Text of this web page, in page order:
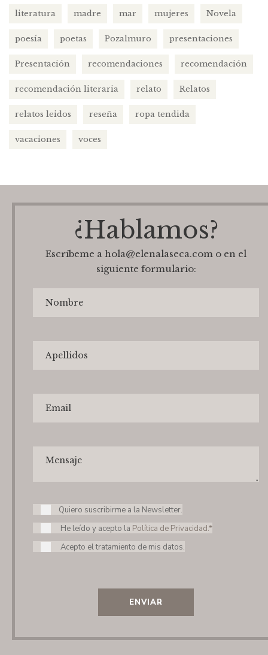
literatura madre mar mujeres Novela
poesía poetas Pozalmuro presentaciones
Presentación recomendaciones recomendación
recomendación literaria relato Relatos
relatos leidos reseña ropa tendida
vacaciones voces
¿Hablamos?
Escríbeme a hola@elenalaseca.com o en el
siguiente formulario:
Quiero suscribirme a la Newsletter.
He leído y acepto la Política de Privacidad.*
Acepto el tratamiento de mis datos.
ENVIAR